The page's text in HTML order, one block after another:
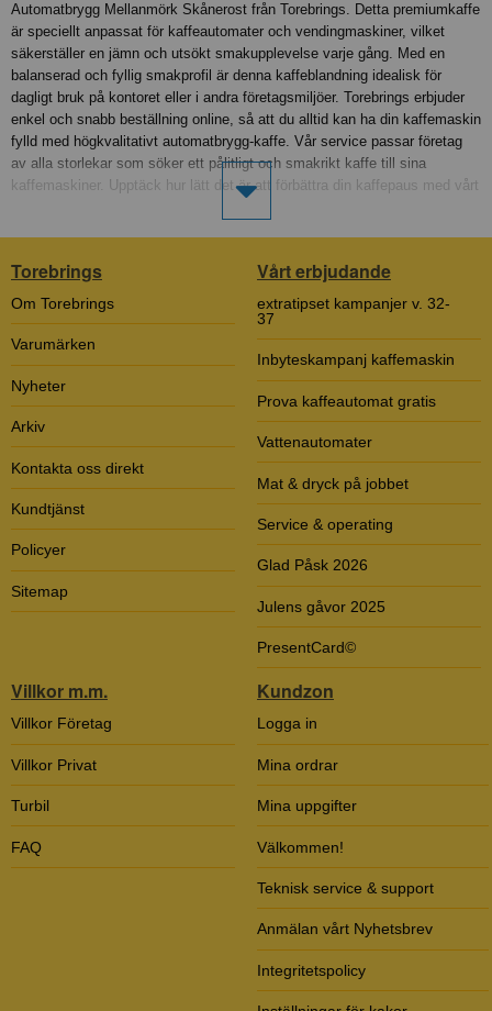
Automatbrygg Mellanmörk Skånerost från Torebrings. Detta premiumkaffe
är speciellt anpassat för kaffeautomater och vendingmaskiner, vilket
säkerställer en jämn och utsökt smakupplevelse varje gång. Med en
balanserad och fyllig smakprofil är denna kaffeblandning idealisk för
dagligt bruk på kontoret eller i andra företagsmiljöer. Torebrings erbjuder
enkel och snabb beställning online, så att du alltid kan ha din kaffemaskin
fylld med högkvalitativt automatbrygg-kaffe. Vår service passar företag
av alla storlekar som söker ett pålitligt och smakrikt kaffe till sina
kaffemaskiner. Upptäck hur lätt det är att förbättra din kaffepaus med vårt
vendingmaskiner - Fyllig och balanserad mellanmörk Skånerost - Perfekt
för företag och dagligt bruk - Enkel och bekväm beställning online Gör ditt
nästa kaffeköp bekymmersfritt och njut av kvalitet med varje kopp. Välj
Torebrings för din kaffeautomat-behov och upptäck smakskillnaden med
BKI Prestiges mellanmörka Skånerost.
Torebrings
Om Torebrings
Varumärken
Nyheter
Arkiv
Kontakta oss direkt
Kundtjänst
Policyer
Sitemap
Vårt erbjudande
extratipset kampanjer v. 32-
37
Inbyteskampanj kaffemaskin
Prova kaffeautomat gratis
Vattenautomater
Mat & dryck på jobbet
Service & operating
Glad Påsk 2026
Julens gåvor 2025
PresentCard©
Villkor m.m.
Villkor Företag
Villkor Privat
Turbil
FAQ
Kundzon
Logga in
Mina ordrar
Mina uppgifter
Välkommen!
Teknisk service & support
Anmälan vårt Nyhetsbrev
Integritetspolicy